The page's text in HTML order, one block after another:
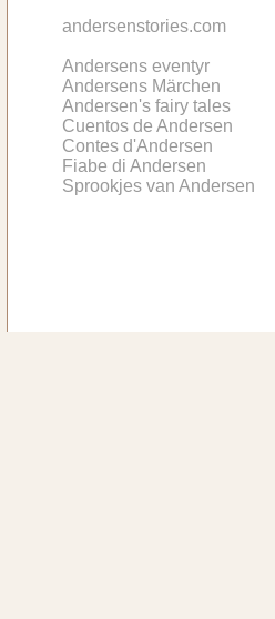
andersenstories.com
Andersens eventyr
Andersens Märchen
Andersen's fairy tales
Cuentos de Andersen
Contes d'Andersen
Fiabe di Andersen
Sprookjes van Andersen